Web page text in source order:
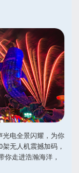
光电全景闪耀，为你
无人机震撼加码，
你走进浩瀚海洋，